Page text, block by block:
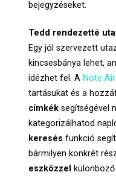
bejegyzéseket.
Tedd rendezetté
Egy jól szervezett
kincsesbánya lehet,
idézhet fel. A Note
tartásukat és a
címkék segítségével
kategorizálhatod
keresés funkció
bármilyen konkrét
eszközzel